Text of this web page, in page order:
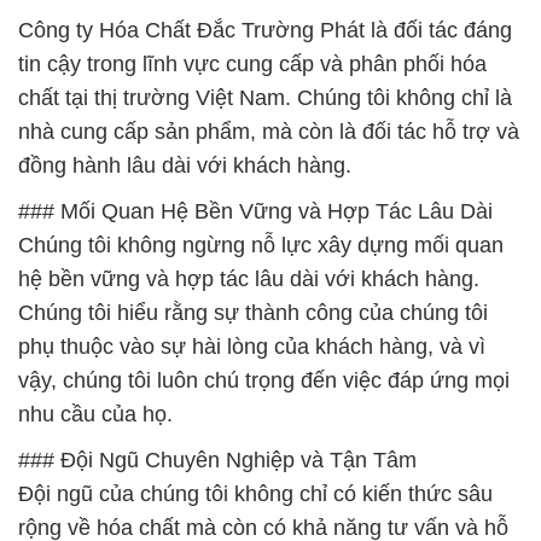
Công ty Hóa Chất Đắc Trường Phát là đối tác đáng
tin cậy trong lĩnh vực cung cấp và phân phối hóa
chất tại thị trường Việt Nam. Chúng tôi không chỉ là
nhà cung cấp sản phẩm, mà còn là đối tác hỗ trợ và
đồng hành lâu dài với khách hàng.
### Mối Quan Hệ Bền Vững và Hợp Tác Lâu Dài
Chúng tôi không ngừng nỗ lực xây dựng mối quan
hệ bền vững và hợp tác lâu dài với khách hàng.
Chúng tôi hiểu rằng sự thành công của chúng tôi
phụ thuộc vào sự hài lòng của khách hàng, và vì
vậy, chúng tôi luôn chú trọng đến việc đáp ứng mọi
nhu cầu của họ.
### Đội Ngũ Chuyên Nghiệp và Tận Tâm
Đội ngũ của chúng tôi không chỉ có kiến thức sâu
rộng về hóa chất mà còn có khả năng tư vấn và hỗ